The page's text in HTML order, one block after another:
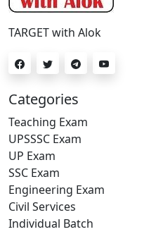
TARGET with Alok
Categories
Teaching Exam
UPSSSC Exam
UP Exam
SSC Exam
Engineering Exam
Civil Services
Individual Batch